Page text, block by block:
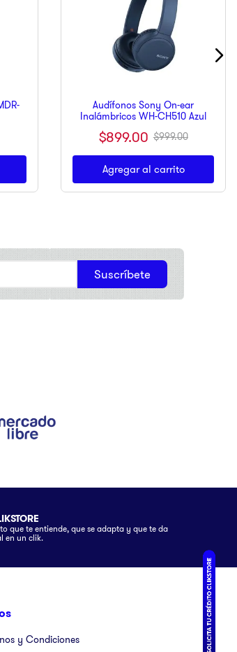
Audífonos Sony On-ear
Inalámbricos WH-CH510 Azul
$899.00 $999.00
Agregar al carrito
Suscríbete
que te entiende, que se adapta y que te da
en un clik.
y Condiciones